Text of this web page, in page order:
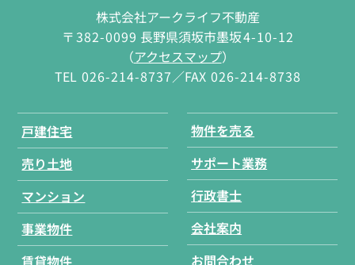
株式会社アークライフ不動産
〒382-0099 長野県須坂市墨坂4-10-12
（アクセスマップ）
TEL 026-214-8737／FAX 026-214-8738
戸建住宅
売り土地
マンション
事業物件
賃貸物件
物件を売る
サポート業務
行政書士
会社案内
お問合わせ